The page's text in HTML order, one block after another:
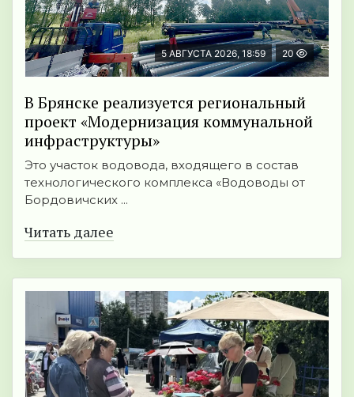
5 АВГУСТА 2026, 18:59 20
В Брянске реализуется региональный
проект «Модернизация коммунальной
инфраструктуры»
Это участок водовода, входящего в состав
технологического комплекса «Водоводы от
Бордовичских ...
Читать далее